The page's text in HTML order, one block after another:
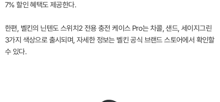
7% 할인 혜택도 제공한다.
한편, 벨킨의 닌텐도 스위치2 전용 충전 케이스 Pro는 차콜, 샌드, 세이지그린
3가지 색상으로 출시되며, 자세한 정보는 벨킨 공식 브랜드 스토어에서 확인할
수 있다.